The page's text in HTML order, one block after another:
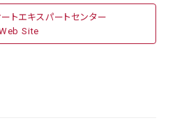
トエキスパートセンター
Site